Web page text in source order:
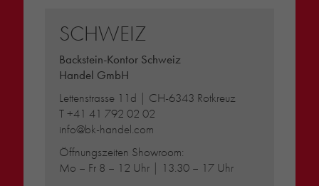
SCHWEIZ
Backstein-Kontor Schweiz
Handel GmbH
Lettenstrasse 11d | CH-6343 Rotkreuz
T+41 41 792 02 02
info@bk-handel.com
Öffnungszeiten Showroom:
Mo – Fr 8 – 12 Uhr | 13.30 – 17 Uhr